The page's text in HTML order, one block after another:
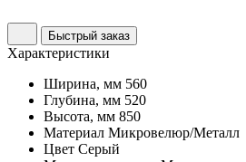
Быстрый заказ
Характеристики
Ширина, мм 560
Глубина, мм 520
Высота, мм 850
Материал Микровелюр/Металл
Цвет Серый